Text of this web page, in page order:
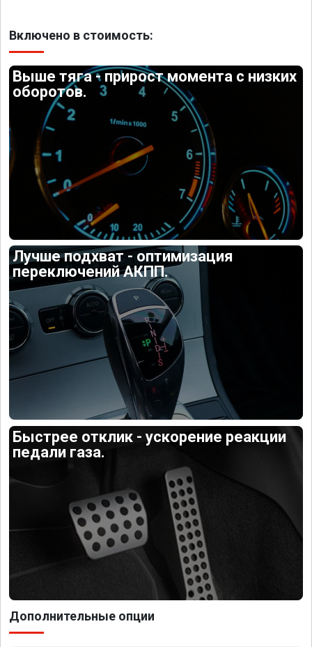
Включено в стоимость:
Выше тяга - прирост момента с низких
оборотов.
Лучше подхват - оптимизация
переключений АКПП.
Быстрее отклик - ускорение реакции
педали газа.
Дополнительные опции